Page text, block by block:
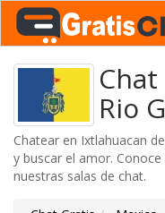
Rio
Chatear en Ixtlahuacan
y buscar el amor.
nuestras salas de chat.